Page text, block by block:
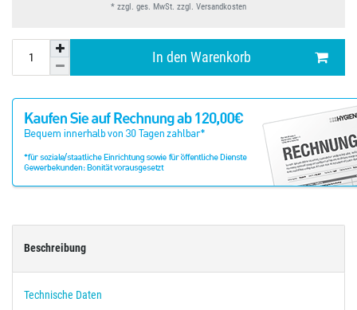
* zzgl. ges. MwSt. zzgl. Versandkosten
In den Warenkorb
Beschreibung
Technische Daten